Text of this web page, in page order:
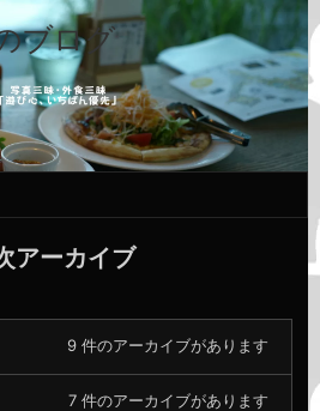
コ
ン
テ
ン
ツ
へ
ス
キ
ッ
Skip
to
TEXT-
9
Skip
to
CATEGORIES-
2
Skip
to
CATEGORIES-
2
ブログ
アーカイブ
9 件のアーカイブがあります
7 件のアーカイブがあります